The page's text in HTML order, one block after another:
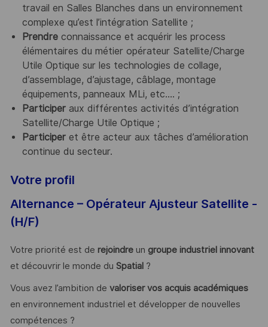
travail en Salles Blanches dans un environnement
complexe qu’est l’intégration Satellite ;
Prendreconnaissance et acquérir les process
élémentaires du métier opérateur Satellite/Charge
Utile Optique sur les technologies de collage,
d’assemblage, d’ajustage, câblage, montage
équipements, panneaux MLi, etc.... ;
Participeraux différentes activités d’intégration
Satellite/Charge Utile Optique ;
Participeret être acteur aux tâches d’amélioration
continue du secteur.
Votre profil
Alternance – Opérateur Ajusteur Satellite -
(H/F)
Votre priorité est de rejoindreun groupe industriel innovant
et découvrir le monde du Spatial ?
Vous avez l’ambition de valoriser vos acquis académiques
en environnement industriel et développer de nouvelles
compétences ?